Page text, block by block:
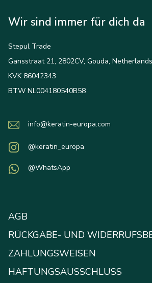
Wir sind immer für dich da
Stepul Trade
Gansstraat 21, 2802CV, Gouda, Netherlands
KVK 86042343
BTW NL004180540B58
info@keratin-europa.com
@keratin_europa
@WhatsApp
AGB
RÜCKGABE- UND
ZAHLUNGSWEISEN
HAFTUNGSAUSSCHLUSS